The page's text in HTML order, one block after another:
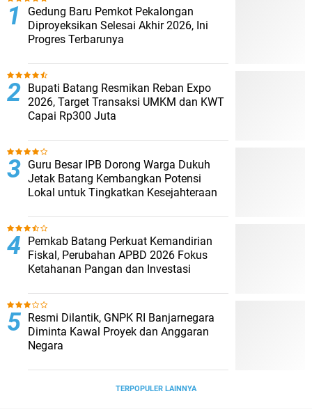
Gedung Baru Pemkot Pekalongan
Diproyeksikan Selesai Akhir 2026, Ini
Progres Terbarunya
Bupati Batang Resmikan Reban Expo
2026, Target Transaksi UMKM dan KWT
Capai Rp300 Juta
Guru Besar IPB Dorong Warga Dukuh
Jetak Batang Kembangkan Potensi
Lokal untuk Tingkatkan Kesejahteraan
Pemkab Batang Perkuat Kemandirian
Fiskal, Perubahan APBD 2026 Fokus
Ketahanan Pangan dan Investasi
Resmi Dilantik, GNPK RI Banjarnegara
Diminta Kawal Proyek dan Anggaran
Negara
TERPOPULER LAINNYA